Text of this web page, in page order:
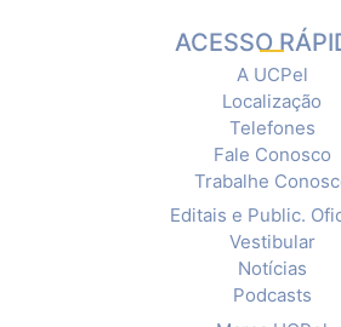
ACESSO
A UCPel
Localização
Telefones
Fale Conosco
Trabalhe
Editais e Public.
Vestibular
Notícias
Podcasts